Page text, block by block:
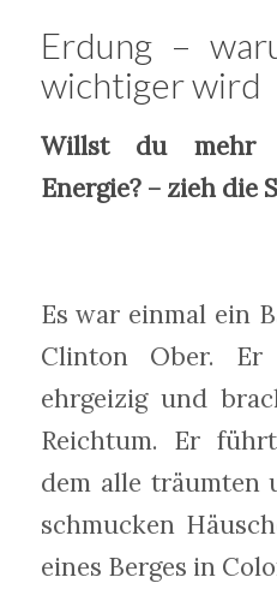
Erdung –
wichtiger wird
Willst du mehr
Energie? – zieh die
Es war einmal ein
Clinton Ober.
ehrgeizig und
Reichtum. Er
dem alle träumten
schmucken
eines Berges in